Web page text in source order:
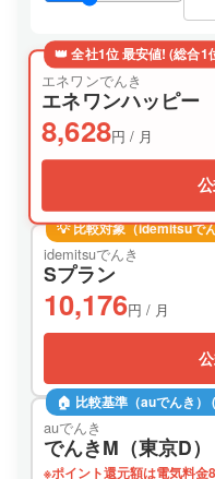
👑 全社1位 最安値! (総合1
エネワンでんき
エネワンハッピー
8,628円 / 月
💡 比較対象（idemitsuで
idemitsuでんき
Sプラン
10,176円 / 月
🏠 比較基準（auでんき）
auでんき
でんきM（東京D）
※ポイント還元額は電気料